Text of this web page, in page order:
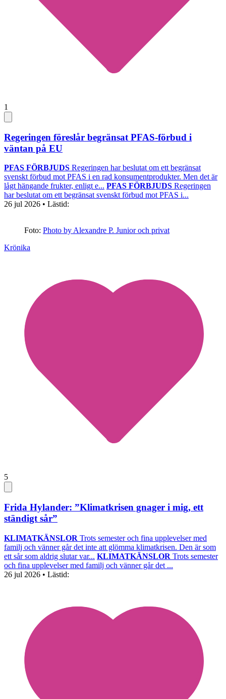
1
Regeringen föreslår begränsat PFAS-förbud i
väntan på EU
PFAS FÖRBJUDS Regeringen har beslutat om ett begränsat
svenskt förbud mot PFAS i en rad konsumentprodukter. Men det är
lågt hängande frukter, enligt e... PFAS FÖRBJUDS Regeringen
har beslutat om ett begränsat svenskt förbud mot PFAS i...
26 jul 2026 • Lästid:
Foto: Photo by Alexandre P. Junior och privat
Krönika
5
Frida Hylander: ”Klimatkrisen gnager i mig, ett
ständigt sår”
KLIMATKÄNSLOR Trots semester och fina upplevelser med
familj och vänner går det inte att glömma klimatkrisen. Den är som
ett sår som aldrig slutar var... KLIMATKÄNSLOR Trots semester
och fina upplevelser med familj och vänner går det ...
26 jul 2026 • Lästid: